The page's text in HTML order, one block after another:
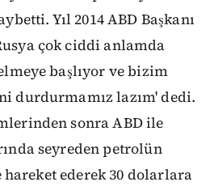
Yıl 2014 ABD Başkanı
çok ciddi anlamda
başlıyor ve bizim
durdurmamız lazım' dedi.
sonra ABD ile
seyreden petrolün
ederek 30 dolarlara